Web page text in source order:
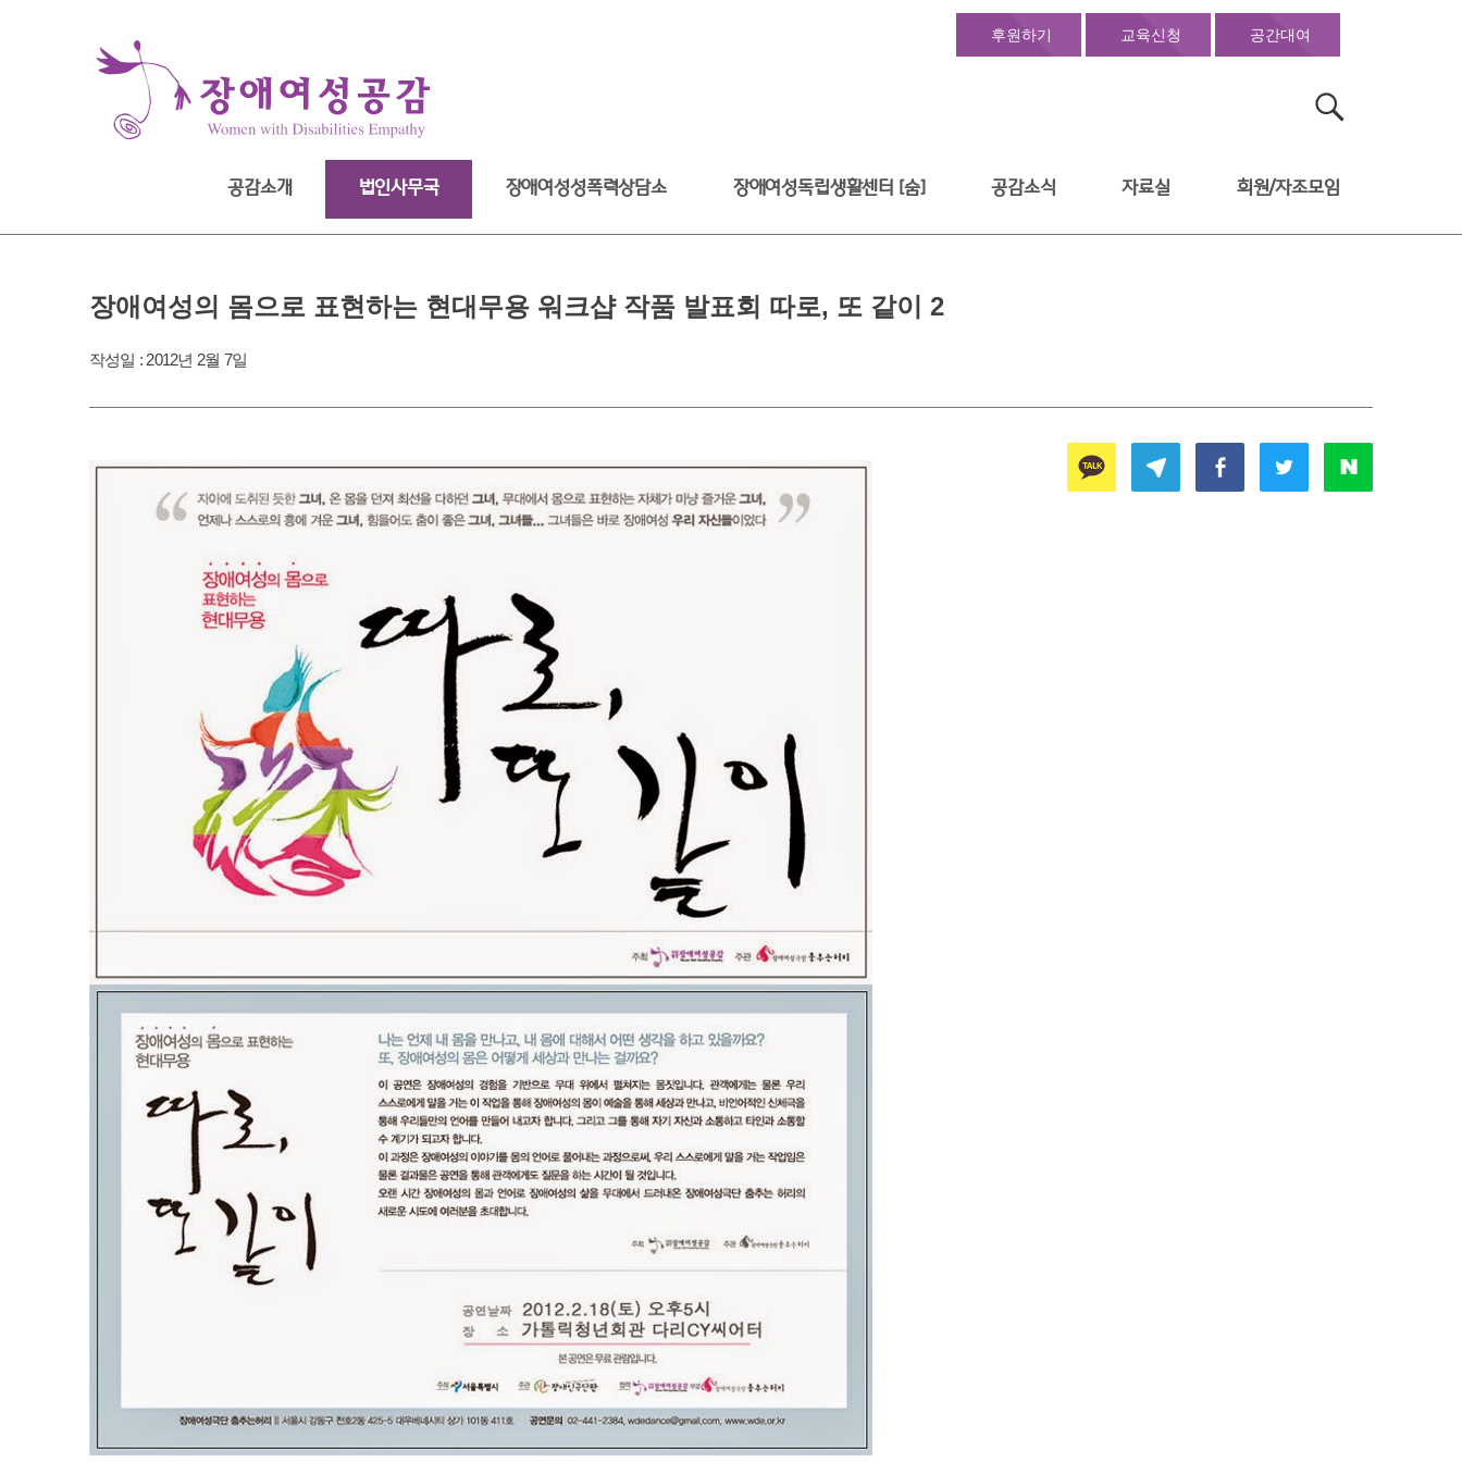
후원하기 교육신청 공간대여
공감소개 법인사무국 장애여성성폭력상담소 장애여성독립생활센터 [숨] 공감소식 자료실 회원/자조모임
장애여성의 몸으로 표현하는 현대무용 워크샵 작품 발표회 따로, 또 같이 2
작성일 : 2012년 2월 7일